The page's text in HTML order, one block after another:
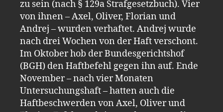
zu sein (nach § 129a Strafgesetzbuch). Vier
von ihnen – Axel, Oliver, Florian und
Andrej – wurden verhaftet. Andrej wurde
nach drei Wochen von der Haft verschont.
Im Oktober hob der Bundesgerichtshof
(BGH) den Haftbefehl gegen ihn auf. Ende
November – nach vier Monaten
Untersuchungshaft – hatten auch die
Haftbeschwerden von Axel, Oliver und